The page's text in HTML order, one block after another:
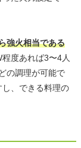
強火相当である
度あれば3〜4人
の調理が可能で
、できる料理の